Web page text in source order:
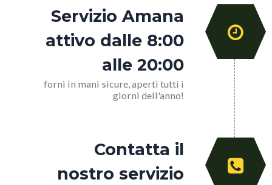
Servizio Amana
attivo dalle 8:00
alle 20:00
forni in mani sicure, aperti tutti i
giorni dell'anno!
Contatta il
nostro servizio